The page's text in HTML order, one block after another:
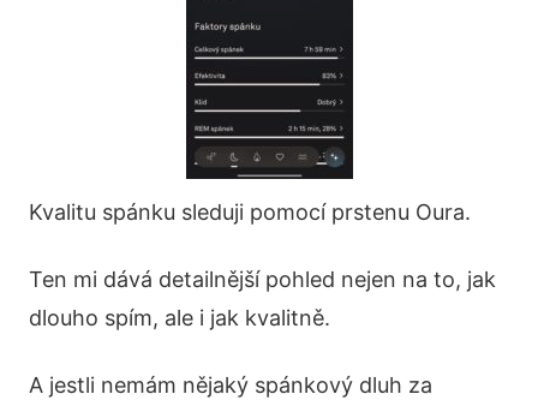
Kvalitu spánku sleduji pomocí prstenu Oura.
Ten mi dává detailnější pohled nejen na to, jak
dlouho spím, ale i jak kvalitně.
A jestli nemám nějaký spánkový dluh za